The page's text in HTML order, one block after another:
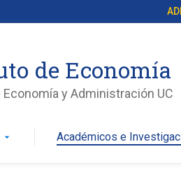
de Economía
Economía y Administración UC
arrow_drop_down Académicos e